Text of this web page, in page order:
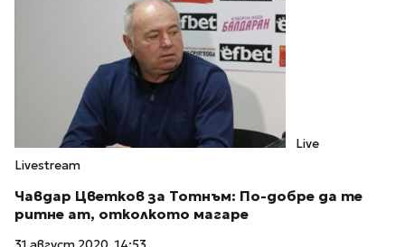
Live
Livestream
Чавдар Цветков за Тотнъм: По-добре да те
ритне ат, отколкото магаре